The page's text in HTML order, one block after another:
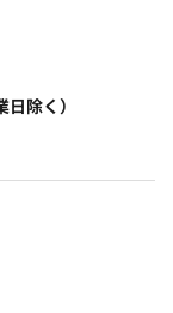
除く）